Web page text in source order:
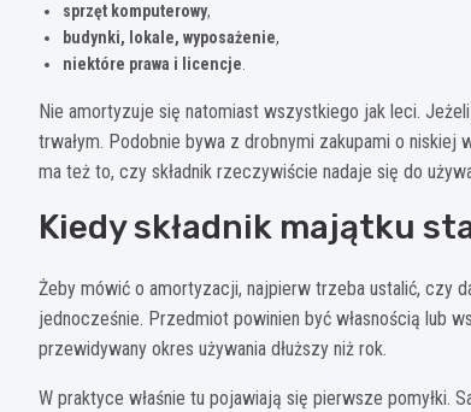
sprzęt komputerowy,
budynki, lokale, wyposażenie,
niektóre prawa i licencje
Nie amortyzuje się natomiast wszystkiego jak leci.
trwałym. Podobnie bywa z drobnymi zakupami o
ma też to, czy składnik rzeczywiście nadaje się do
Kiedy składnik majątku
Żeby mówić o amortyzacji, najpierw trzeba ustalić, czy
jednocześnie. Przedmiot powinien być własnością lub
przewidywany okres używania dłuższy niż rok.
W praktyce właśnie tu pojawiają się pierwsze pomyłki.